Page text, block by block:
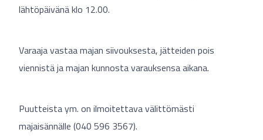
lähtöpäivänä klo 12.00.
Varaaja vastaa majan siivouksesta, jätteiden pois
viennistä ja majan kunnosta varauksensa aikana.
Puutteista ym. on ilmoitettava välittömästi
majaisännälle (040 596 3567).